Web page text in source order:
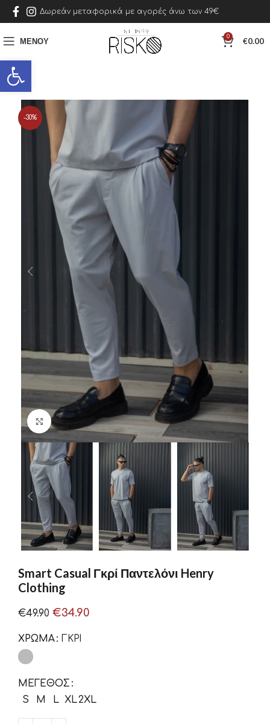
Ανοίξτε τη γραμμή εργαλείων
Δωρεάν μεταφορικά με αγορές άνω των 49€
ΜΕΝΟΎ 0 €0.00
-30%
Click to enlarge
Smart Casual Γκρί Παντελόνι Henry
Clothing
€49.90 €34.90
ΧΡΏΜΑ ΓΚΡΙ
ΜΈΓΕΘΟΣ
S
M L XL2XL